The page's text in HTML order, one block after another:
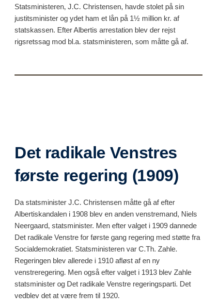
Statsministeren, J.C. Christensen, havde stolet på sin
justitsminister og ydet ham et lån på 1½ million kr. af
statskassen. Efter Albertis arrestation blev der rejst
rigsretssag mod bl.a. statsministeren, som måtte gå af.
Det radikale Venstres
første regering (1909)
Da statsminister J.C. Christensen måtte gå af efter
Albertiskandalen i 1908 blev en anden venstremand, Niels
Neergaard, statsminister. Men efter valget i 1909 dannede
Det radikale Venstre for første gang regering med støtte fra
Socialdemokratiet. Statsministeren var C.Th. Zahle.
Regeringen blev allerede i 1910 afløst af en ny
venstreregering. Men også efter valget i 1913 blev Zahle
statsminister og Det radikale Venstre regeringsparti. Det
vedblev det at være frem til 1920.